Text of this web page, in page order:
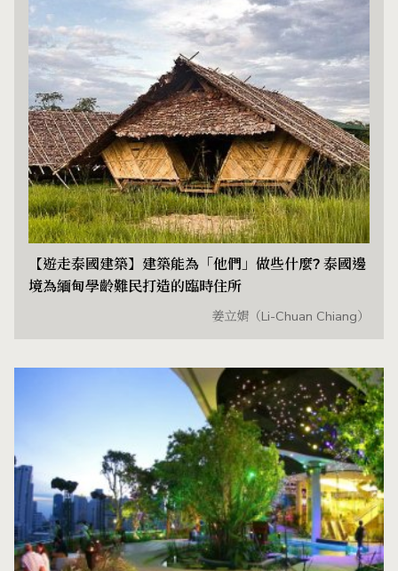
【遊走泰國建築】建築能為「他們」做些什麼? 泰國邊
境為緬甸學齡難民打造的臨時住所
姜立娟（Li-Chuan Chiang）